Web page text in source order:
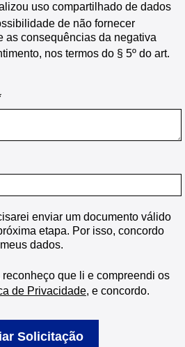
uso compartilhado de dados
de não fornecer
as consequências da negativa
nos termos do § 5º do art.
enviar um documento válido
etapa. Por isso, concordo
dados.
que li e compreendi os
de Privacidade, e concordo.
Solicitação